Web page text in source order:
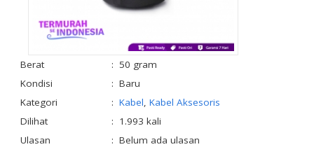
Berat : 50 gram
Kondisi
: Baru
Kategori
: Kabel Kabel Aksesoris
Dilihat
: 1.993 kali
Ulasan
: Belum ada ulasan